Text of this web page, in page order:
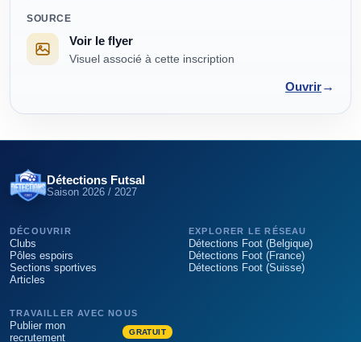
SOURCE
Voir le flyer
Visuel associé à cette inscription
Ouvrir→
Détections Futsal
Saison 2026 / 2027
DÉCOUVRIR
Clubs
Pôles espoirs
Sections sportives
Articles
EXPLORER LE RÉSEAU
Détections Foot (Belgique)
Détections Foot (France)
Détections Foot (Suisse)
TRAVAILLER AVEC NOUS
Publier mon
recrutement
GRATUIT